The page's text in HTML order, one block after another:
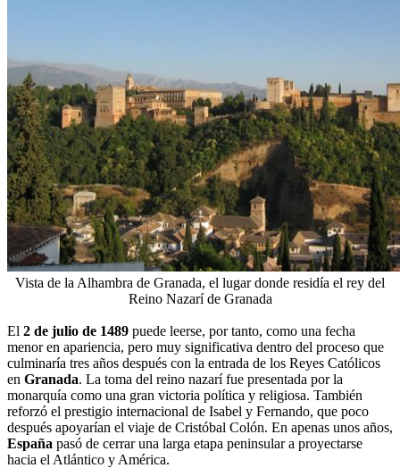
Vista de la Alhambra de Granada, el lugar donde residía el rey del
Reino Nazarí de Granada
El 2 de julio de 1489 puede leerse, por tanto, como una fecha
menor en apariencia, pero muy significativa dentro del proceso que
culminaría tres años después con la entrada de los Reyes Católicos
en Granada. La toma del reino nazarí fue presentada por la
monarquía como una gran victoria política y religiosa. También
reforzó el prestigio internacional de Isabel y Fernando, que poco
después apoyarían el viaje de Cristóbal Colón. En apenas unos años,
España pasó de cerrar una larga etapa peninsular a proyectarse
hacia el Atlántico y América.